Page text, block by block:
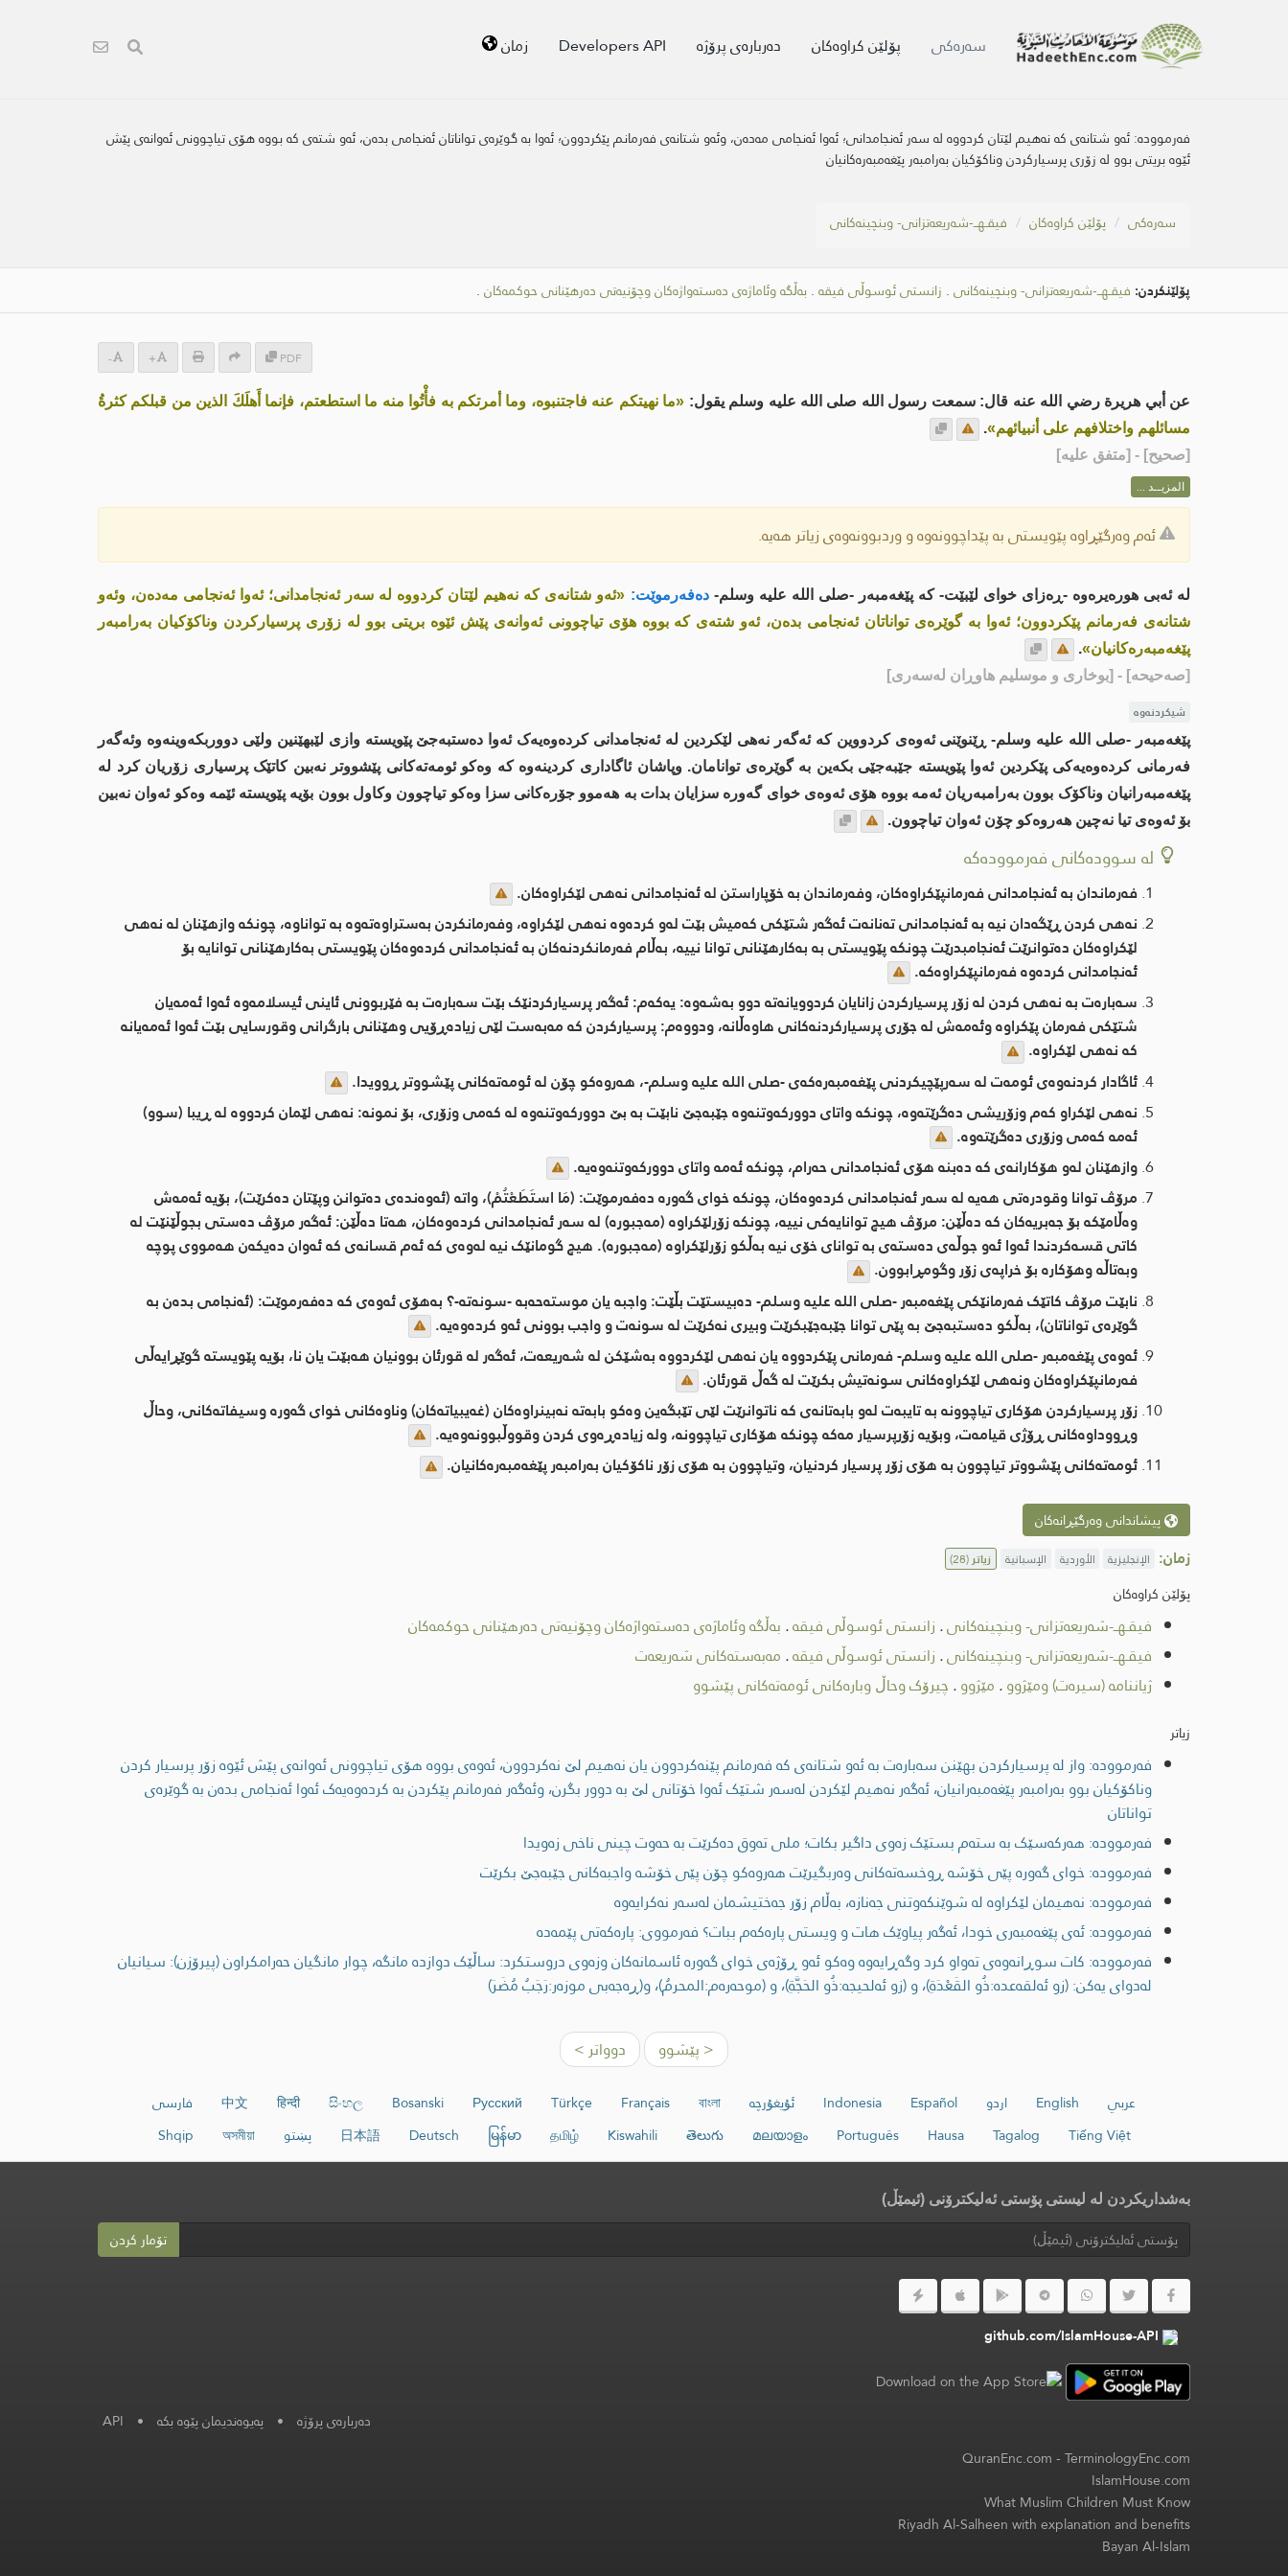
سه‌ره‌كی پۆلێن کراوەکان دەربارەی پرۆژە Developers API زمان
فەرموودە:ئەو شتانەی کە نەهیم لێتان کردووە لە سەر ئەنجامدانی؛ ئەوا ئەنجامی مەدەن، وئەو شتانەی فەرمانم پێکردوون؛ ئەوا بە گوێرەی تواناتان ئەنجامی بدەن، ئەو شتەی کە بووە هۆی تیاچوونی ئەوانەی پێش
ئێوە بریتی بوو لە زۆری پرسیارکردن وناکۆکیان بەرامبەر پێغەمبەرەکانیان
سه‌ره‌كی پۆلێن کراوەکان فیقـهــ-شەریعەتزانی- وبنچینەکانی
پۆلێنکردن: فیقـهــ-شەریعەتزانی- وبنچینەکانی . زانستی ئوسوڵی فیقه . بەڵگە وئاماژەی دەستەواژەکان وچۆنیەتی دەرهێنانی حوکمەکان .
PDF
+
-
عن أبي هريرة رضي الله عنه قال: سمعت رسول الله صلى الله عليه وسلم يقول: «ما نهيتكم عنه فاجتنبوه، وما أمرتكم به فأْتُوا منه ما استطعتم، فإنما أَهلَكَ الذين من قبلكم كثرةُ
مسائلهم واختلافهم على أنبيائهم».
[صحيح] - [متفق عليه]
المزيــد ...
ئەم وەرگێڕاوە پێویستی بە پێداچوونەوە و وردبوونەوەی زیاتر هەیە.
لە ئەبی هورەیرەوە -ڕەزای خوای لێبێت- کە پێغەمبەر -صلى اللە علیە وسلم- دەفەرموێت: «ئەو شتانەی کە نەهیم لێتان کردووە لە سەر ئەنجامدانی؛ ئەوا ئەنجامی مەدەن، وئەو
شتانەی فەرمانم پێکردوون؛ ئەوا بە گوێرەی تواناتان ئەنجامی بدەن، ئەو شتەی کە بووە هۆی تیاچوونی ئەوانەی پێش ئێوە بریتی بوو لە زۆری پرسیارکردن وناکۆکیان بەرامبەر
پێغەمبەرەکانیان».
[صەحیحە] - [بوخاری و موسلیم هاوڕان لەسەری]
شیکردنەوە
پێغەمبەر -صلى اللە علیە وسلم- ڕێنوێنی ئەوەی کردووین کە ئەگەر نەهی لێکردین لە ئەنجامدانی کردەوەیەک ئەوا دەستبەجێ پێویستە وازی لێبهێنین ولێی دووربکەوینەوە وئەگەر
فەرمانی کردەوەیەکی پێکردین ئەوا پێویستە جێبەجێی بکەین بە گوێرەی توانامان. وپاشان ئاگاداری کردینەوە کە وەکو ئومەتەکانی پێشووتر نەبین كاتێک پرسیاری زۆریان کرد لە
پێغەمبەرانیان وناکۆک بوون بەرامبەریان ئەمە بووە هۆی ئەوەی خوای گەورە سزایان بدات بە هەموو جۆرەکانی سزا وەکو تیاچوون وکاول بوون بۆیە پێویستە ئێمە وەکو ئەوان نەبین
بۆ ئەوەی تیا نەچین هەروەکو چۆن ئەوان تیاچوون.
لە سوودەکانی فەرموودەکە
فەرماندان بە ئەنجامدانی فەرمانپێکراوەکان، وفەرماندان بە خۆپاراستن لە ئەنجامدانی نەهی لێکراوەکان.
نەهی کردن ڕێگەدان نیە بە ئەنجامدانی تەنانەت ئەگەر شتێکی کەمیش بێت لەو کردەوە نەهی لێکراوە، وفەرمانکردن بەستراوەتەوە بە تواناوە، چونکە وازهێنان لە نەهی
لێکراوەکان دەتوانرێت ئەنجامبدرێت چونکە پێویستی بە بەکارهێنانی توانا نییە، بەڵام فەرمانکردنەکان بە ئەنجامدانی کردەوەکان پێویستی بەکارهێنانی توانایە بۆ
ئەنجامدانی کردەوە فەرمانپێکراوەکە.
سەبارەت بە نەهی کردن لە زۆر پرسیارکردن زانایان کردوویانەتە دوو بەشەوە: یەکەم: ئەگەر پرسیارکردنێک بێت سەبارەت بە فێربوونی ئاینی ئیسلامەوە ئەوا ئەمەیان
شتێکی فەرمان پێکراوە وئەمەش لە جۆری پرسیارکردنەکانی هاوەڵانە، ودووەم: پرسیارکردن کە مەبەست لێی زیادەڕۆیی وهێنانی بارگرانی وقورسایی بێت ئەوا ئەمەیانە
کە نەهی لێکراوە.
ئاگادار کردنەوەی ئومەت لە سەرپێچیکردنی پێغەمبەرەکەی -صلى اللە علیە وسلم-، هەروەکو چۆن لە ئومەتەکانی پێشووتر ڕوویدا.
نەهی لێکراو کەم وزۆریشی دەگرێتەوە، چونکە واتای دوورکەوتنەوە جێبەجێ نابێت بە بێ دوورکەوتنەوە لە کەمی وزۆری، بۆ نمونە: نەهی لێمان کردووە لە ڕیبا (سوو)
ئەمە کەمی وزۆری دەگرێتەوە.
وازهێنان لەو هۆکارانەی کە دەبنە هۆی ئەنجامدانی حەرام، چونکە ئەمە واتای دوورکەوتنەوەیە.
مرۆڤ توانا وقودرەتی هەیە لە سەر ئەنجامدانی کردەوەکان، چونکە خوای گەورە دەفەرموێت: (مَا استَطَعْتُمْ)، واتە (ئەوەندەی دەتوانن وپێتان دەکرێت)، بۆیە ئەمەش
وەڵامێکە بۆ جەبریەکان کە دەڵێن: مرۆڤ هیچ توانایەکی نییە، چونکە زۆرلێکراوە (مەجبورە) لە سەر ئەنجامدانی کردەوەکان، هەتا دەڵێن: ئەگەر مرۆڤ دەستی بجوڵێنێت لە
کاتی قسەکردندا ئەوا ئەو جوڵەی دەستەی بە توانای خۆی نیە بەڵکو زۆرلێکراوە (مەجبورە). هیچ گومانێک نیە لەوەی کە ئەم قسانەی کە ئەوان دەیکەن هەمووی پوچە
وبەتاڵە وهۆکارە بۆ خراپەی زۆر وگومڕابوون.
نابێت مرۆڤ کاتێک فەرمانێکی پێغەمبەر -صلى اللە علیە وسلم- دەبیستێت بڵێت: واجبە یان موستەحەبە -سونەتە-؟ بەهۆی ئەوەی کە دەفەرموێت: (ئەنجامی بدەن بە
گوێرەی تواناتان)، بەڵکو دەستبەجێ بە پێی توانا جێبەجێبکرێت وبیری نەکرێت لە سونەت و واجب بوونی ئەو کردەوەیە.
ئەوەی پێغەمبەر -صلى اللە علیە وسلم- فەرمانی پێکردووە یان نەهی لێکردووە بەشێکن لە شەریعەت، ئەگەر لە قورئان بوونیان هەبێت یان نا، بۆیە پێویستە گوێڕایەڵی
فەرمانپێکراوەکان ونەهی لێکراوەکانی سونەتیش بکرێت لە گەڵ قورئان.
زۆر پرسیارکردن هۆکاری تیاچوونە بە تایبەت لەو بابەتانەی کە ناتوانرێت لێی تێبگەین وەکو بابەتە نەبینراوەکان (غەیبیاتەکان) وناوەکانی خوای گەورە وسیفاتەکانی، وحاڵ
وڕووداوەکانی ڕۆژی قیامەت، وبۆیە زۆرپرسیار مەکە چونکە هۆکاری تیاچوونە، ولە زیادەڕەوی کردن وقووڵبوونەوەیە.
ئومەتەکانی پێشووتر تیاچوون بە هۆی زۆر پرسیار کردنیان، وتیاچوون بە هۆی زۆر ناکۆکیان بەرامبەر پێغەمبەرەکانیان.
پیشاندانی وەرگێڕانەکان
زمان: الإنجليزية الأوردية الإسبانية زیاتر(28)
پۆلێن کراوەکان
فیقـهــ-شەریعەتزانی- وبنچینەکانی. زانستی ئوسوڵی فیقه. بەڵگە وئاماژەی دەستەواژەکان وچۆنیەتی دەرهێنانی حوکمەکان
فیقـهــ-شەریعەتزانی- وبنچینەکانی. زانستی ئوسوڵی فیقه. مەبەستەکانی شەریعەت
ژیاننامە (سیرەت) ومێژوو. مێژوو. چیرۆک وحاڵ وبارەکانی ئومەتەکانی پێشوو
زیاتر
فەرموودە: واز لە پرسیارکردن بهێنن سەبارەت بە ئەو شتانەى کە فەرمانم پێنەکردوون یان نەهیم لێ نەکردوون، ئەوەی بووە هۆی تیاچوونی ئەوانەی پێش ئێوە زۆر پرسیار کردن
وناکۆکیان بوو بەرامبەر پێغەمبەرانیان، ئەگەر نەهیم لێکردن لەسەر شتێک ئەوا خۆتانی لێ بە دوور بگرن، وئەگەر فەرمانم پێکردن بە کردەوەیەک ئەوا ئەنجامی بدەن بە گوێرەی
تواناتان
فەرموودە: هەرکەسێک بە ستەم بستێک زەوی داگیر بکات؛ ملی تەوق دەکرێت بە حەوت چینی ناخی زەویدا
فەرموودە: خواى گەورە پێی خۆشە ڕوخسەتەکانى وەربگیرێت هەروەکو چۆن پێی خۆشە واجبەکانى جێبەجێ بکرێت
فەرموودە: نەهیمان لێکراوە لە شوێنکەوتنی جەنازە، بەڵام زۆر جەختیشمان لەسەر نەکرایەوە
فەرموودە: ئەی پێغەمبەری خودا، ئەگەر پیاوێک هات و ویستی پارەکەم ببات؟ فەرمووی: پارەکەتی پێمەدە
فەرموودە: کات سوڕانەوەى تەواو کرد وگەڕایەوە وەکو ئەو ڕۆژەی خواى گەورە ئاسمانەکان وزەوی دروستکرد: ساڵێک دوازدە مانگە، چوار مانگیان حەرامکراون (پیرۆزن): سیانیان
لەدوای یەکن: (زو ئەلقەعدە:ذُو القَعْدَةِ)، و (زو ئەلحیجە:ذُو الحَجَّةِ)، و (موحەرەم:المحرمُ)، و(ڕەجەبی موزەر:رَجَبُ مُضَرَ)
< پێشوو دوواتر >
عربي English اردو Español
Indonesia ئۇيغۇرچە বাংলা
Français
Türkçe
Русский
Bosanski
සිංහල
हिन्दी
中文
فارسی
Tiếng Việt
Tagalog
Hausa
Português
മലയാളം
తెలుగు
Kiswahili
தமிழ்
မြန်မာ
Deutsch
日本語 پښتو অসমীয়া
Shqip
بەشداریکردن لە لیستی پۆستی ئەلیکترۆنی (ئیمێڵ)
تۆمار کردن
github.com/IslamHouse-API
دەربارەی پرۆژە • په‌یوه‌ندیمان پێوه‌ بكه‌ •
API
QuranEnc.com-TerminologyEnc.com
IslamHouse.com
What Muslim Children Must Know
Riyadh Al-Salheen with explanation and benefits
Bayan Al-Islam